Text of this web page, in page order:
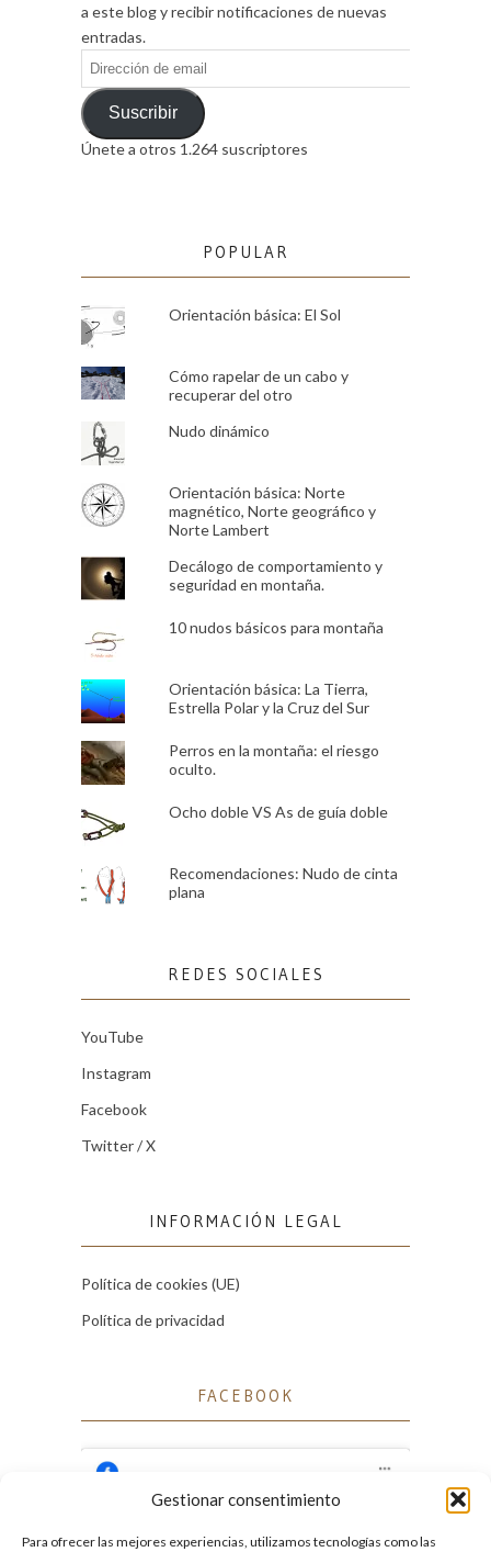
Gestionar consentimiento
Para ofrecer las mejores experiencias, utilizamos tecnologías como las
a este blog y recibir notificaciones de nuevas
entradas.
Dirección
de
emailSuscribir
Únete a otros 1.264 suscriptores
POPULAR
Orientación básica: El Sol
Cómo rapelar de un cabo y
recuperar del otro
Nudo dinámico
Orientación básica: Norte
magnético, Norte geográfico y
Norte Lambert
Decálogo de comportamiento y
seguridad en montaña.
10 nudos básicos para montaña
Orientación básica: La Tierra,
Estrella Polar y la Cruz del Sur
Perros en la montaña: el riesgo
oculto.
Ocho doble VS As de guía doble
Recomendaciones: Nudo de cinta
plana
REDES SOCIALES
YouTube
Instagram
Facebook
Twitter / X
INFORMACIÓN LEGAL
Política de cookies (UE)
Política de privacidad
FACEBOOK